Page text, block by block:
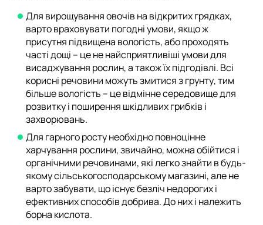
Для вирощування овочів на відкритих грядках,
варто враховувати погодні умови, якщо ж
присутня підвищена вологість, або проходять
часті дощі – це не найсприятливіші умови для
висаджування рослин, а також їх підгодівлі. Всі
корисні речовини можуть змитися з грунту, тим
більше вологість – це відмінне середовище для
розвитку і поширення шкідливих грибків і
захворювань.
Для гарного росту необхідно повноцінне
харчування рослини, звичайно, можна обійтися і
органічними речовинами, які легко знайти в будь-
якому сільськогосподарському магазині, але не
варто забувати, що існує безліч недорогих і
ефективних способів добрива. До них і належить
борна кислота.